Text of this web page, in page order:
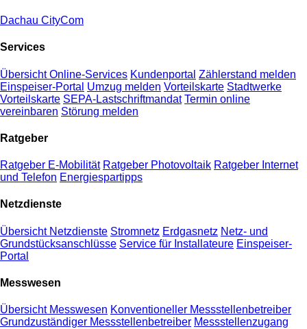
Dachau CityCom
Services
Übersicht Online-Services Kundenportal Zählerstand melden
Einspeiser-Portal Umzug melden Vorteilskarte Stadtwerke
Vorteilskarte SEPA-Lastschriftmandat Termin online
vereinbaren Störung melden
Ratgeber
Ratgeber E-Mobilität Ratgeber Photovoltaik Ratgeber Internet
und Telefon Energiespartipps
Netzdienste
Übersicht Netzdienste Stromnetz Erdgasnetz Netz- und
Grundstücksanschlüsse Service für Installateure Einspeiser-
Portal
Messwesen
Übersicht Messwesen Konventioneller Messstellenbetreiber
Grundzuständiger Messstellenbetreiber Messstellenzugang